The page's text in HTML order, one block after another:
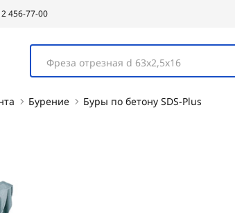
456-77-00
Фреза отрезная d 63х2,5х16
Бурение Буры по бетону SDS-Plus